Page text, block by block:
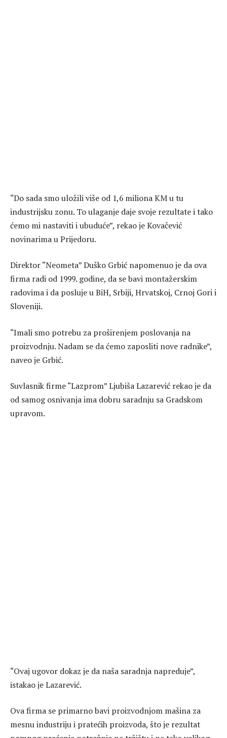
“Do sada smo uložili više od 1,6 miliona KM u tu
industrijsku zonu. To ulaganje daje svoje rezultate i tako
ćemo mi nastaviti i ubuduće”, rekao je Kovačević
novinarima u Prijedoru.
Direktor “Neometa” Duško Grbić napomenuo je da ova
firma radi od 1999. godine, da se bavi montažerskim
radovima i da posluje u BiH, Srbiji, Hrvatskoj, Crnoj Gori i
Sloveniji.
“Imali smo potrebu za proširenjem poslovanja na
proizvodnju. Nadam se da ćemo zaposliti nove radnike”,
naveo je Grbić.
Suvlasnik firme “Lazprom” Ljubiša Lazarević rekao je da
od samog osnivanja ima dobru saradnju sa Gradskom
upravom.
“Ovaj ugovor dokaz je da naša saradnja napreduje”,
istakao je Lazarević.
Ova firma se primarno bavi proizvodnjom mašina za
mesnu industriju i pratećih proizvoda, što je rezultat